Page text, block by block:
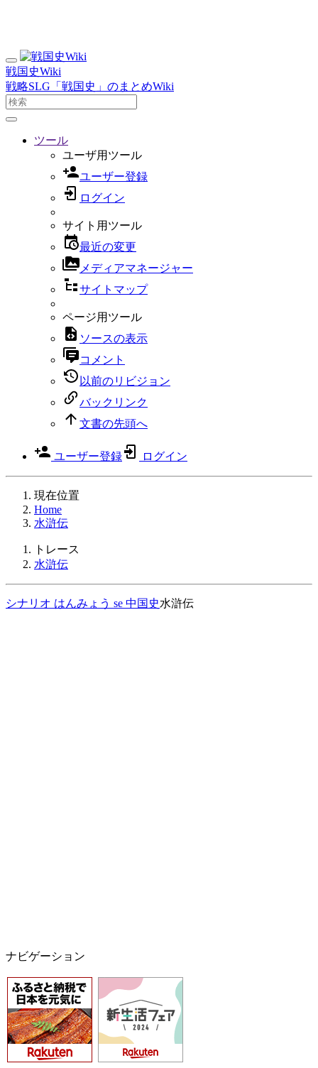
戦国史Wiki
戦略SLG「戦国史」のまとめWiki
ツール
ユーザ用ツール
ユーザー登録
ログイン
サイト用ツール
最近の変更
メディアマネージャー
サイトマップ
ページ用ツール
ソースの表示
コメント
以前のリビジョン
バックリンク
文書の先頭へ
ユーザー登録 ログイン
現在位置
Home
水滸伝
トレース
水滸伝
シナリオ はんみょう se 中国史水滸伝
ナビゲーション